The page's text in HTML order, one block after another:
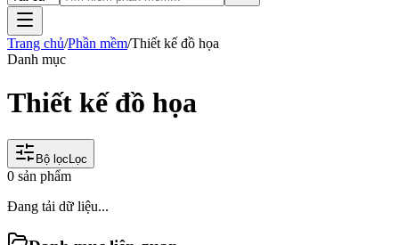
Trang chủ/Phần mềm/Thiết kế đồ họa
Danh mục
Thiết kế đồ họa
Bộ lọc Lọc
0 sản phẩm
Đang tải dữ liệu...